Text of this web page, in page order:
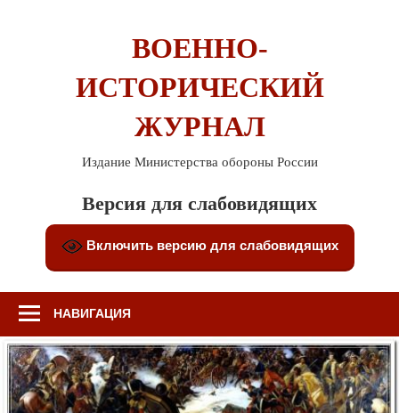
ВОЕННО-
ИСТОРИЧЕСКИЙ
ЖУРНАЛ
Издание Министерства обороны России
Версия для слабовидящих
Включить версию для слабовидящих
НАВИГАЦИЯ